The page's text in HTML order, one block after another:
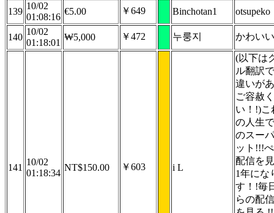
139
10/02
01:08:16
€5.00 ￥649 Binchotan1 otsupeko
140
10/02
01:18:01
₩5,000 ￥472 누룽지 かわいい
141
10/02
01:18:34
NT$150.00 ￥603 i L
(以下は
ル翻訳
違いが
ご容赦
い！!)こ
の人生
のスー
ット!!!
配信を
1年にな
す！!毎
らの配